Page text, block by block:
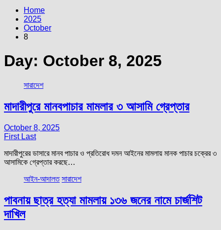
Home
2025
October
8
Day: October 8, 2025
সারাদেশ
মাদারীপুরে মানবপাচার মামলার ৩ আসামি গ্রেপ্তার
October 8, 2025
First Last
মাদারীপুরের ডাসারে মানব পাচার ও প্রতিরোধ দমন আইনের মামলায় মানক পাচার চক্রের ৩
আসামিকে গ্রেপ্তার করছে…
আইন-আদালত সারাদেশ
পাবনায় ছাত্র হত্যা মামলায় ১৩৬ জনের নামে চার্জশিট
দাখিল